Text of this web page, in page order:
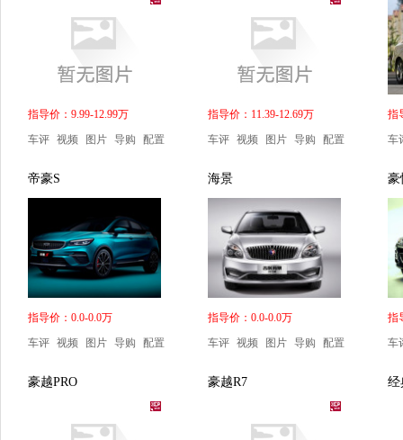
指导价：9.99-12.99万
车评 视频 图片 导购 配置
指导价：11.39-12.69万
车评 视频 图片 导购 配置
指
车
帝豪S
指导价：0.0-0.0万
车评 视频 图片 导购 配置
海景
指导价：0.0-0.0万
车评 视频 图片 导购 配置
豪
指
车
豪越PRO 豪越R7 经